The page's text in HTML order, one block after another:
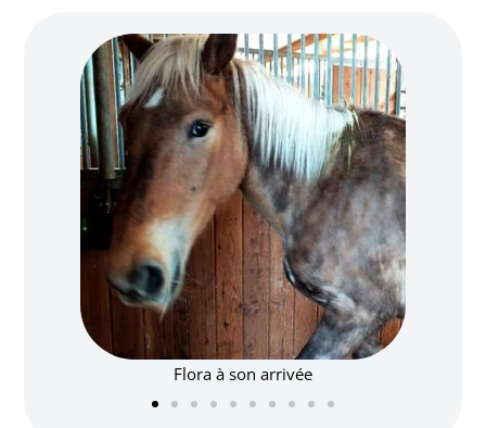
Flora à son arrivée